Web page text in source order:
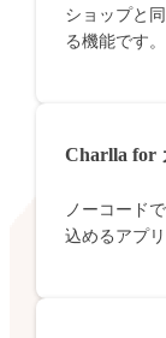
ショップと
る機能です。
Charlla for
ノーコード
込めるアプリ